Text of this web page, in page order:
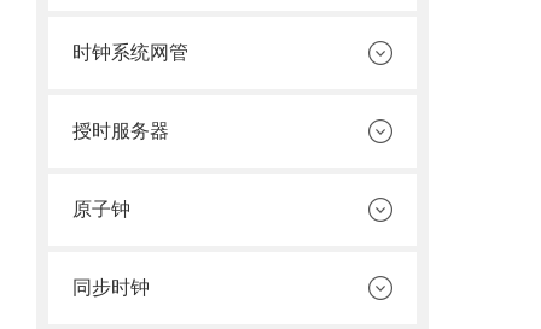
时钟系统网管
授时服务器
原子钟
同步时钟